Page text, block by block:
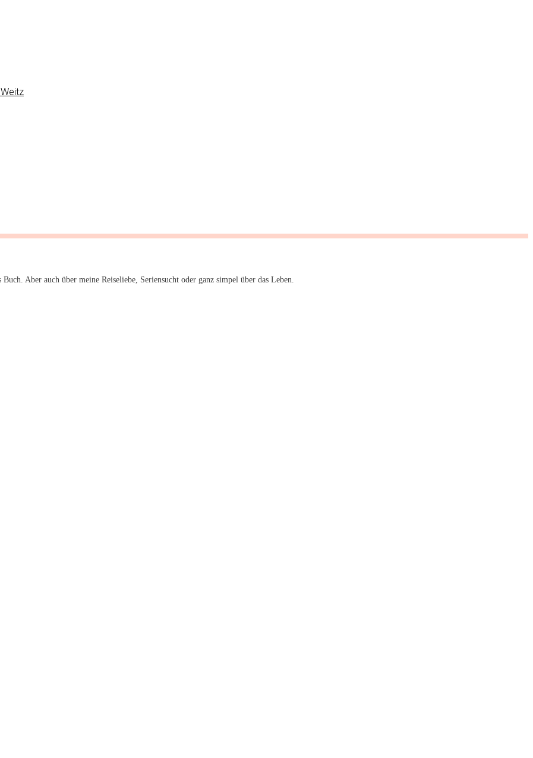
Aber auch über meine Reiseliebe, Seriensucht oder ganz simpel über das Leben.